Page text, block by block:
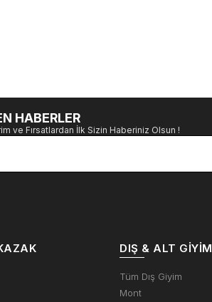
HABERLER
ve Fırsatlardan İlk Sizin Haberiniz Olsun !
DIŞ & ALT GIYIM
Tüm Dış Giyim
Mont